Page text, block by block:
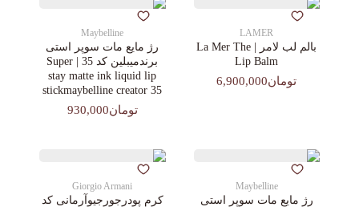
LAMER
بالم لب لامر | La Mer The
Lip Balm
تومان6,900,000
Maybelline
رژ مایع مات سوپر استی‌
برندمیبلین کد 35 | Super
stay matte ink liquid lip
stickmaybelline creator 35
تومان930,000
Maybelline
رژ مایع مات سوپر استی‌
Giorgio Armani
کرم پودرجورجیوآرمانی کد